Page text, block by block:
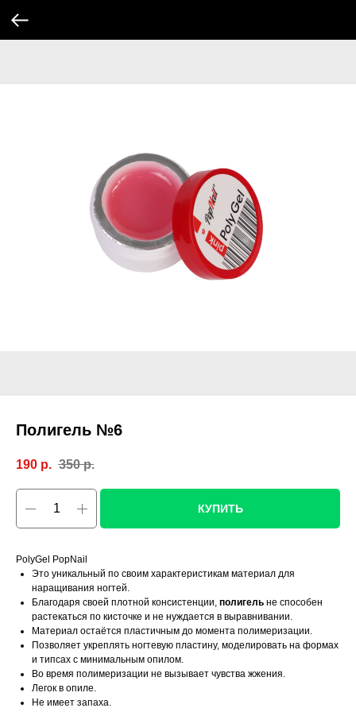
Полигель №6
190 р. 350 р.
КУПИТЬ
PolyGel PopNail
Это уникальный по своим характеристикам материал для
наращивания ногтей.
Благодаря своей плотной консистенции, полигель не способен
растекаться по кисточке и не нуждается в выравнивании.
Материал остаётся пластичным до момента полимеризации.
Позволяет укреплять ногтевую пластину, моделировать на формах
и типсах с минимальным опилом.
Во время полимеризации не вызывает чувства жжения.
Легок в опиле.
Не имеет запаха.